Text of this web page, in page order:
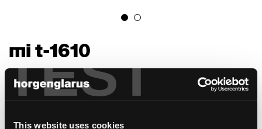
TEST
This website uses cookies
mi t-1610
Waeber/Dickenmann, 2011
Le modèle Mi reste discret tout en attirant